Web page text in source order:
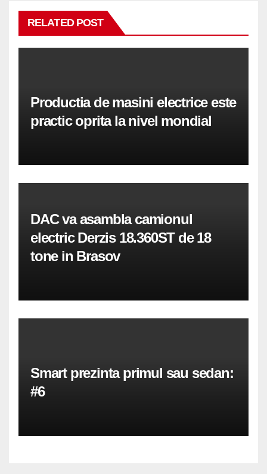
RELATED POST
Productia de masini electrice este
practic oprita la nivel mondial
DAC va asambla camionul
electric Derzis 18.360ST de 18
tone in Brasov
Smart prezinta primul sau sedan:
#6